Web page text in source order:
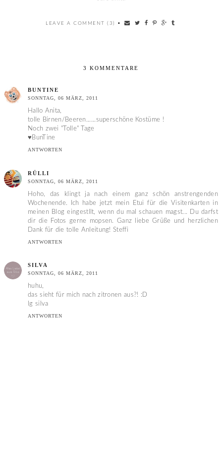
LEAVE A COMMENT (3) •
3 KOMMENTARE
BUNTINE
SONNTAG, 06 MÄRZ, 2011
Hallo Anita,
tolle Birnen/Beeren......superschöne Kostüme !
Noch zwei "Tolle" Tage
♥BunTine
ANTWORTEN
RÜLLI
SONNTAG, 06 MÄRZ, 2011
Hoho, das klingt ja nach einem ganz schön anstrengenden
Wochenende. Ich habe jetzt mein Etui für die Visitenkarten in
meinen Blog eingestllt, wenn du mal schauen magst... Du darfst
dir die Fotos gerne mopsen. Ganz liebe Grüße und herzlichen
Dank für die tolle Anleitung! Steffi
ANTWORTEN
SILVA
SONNTAG, 06 MÄRZ, 2011
huhu,
das sieht für mich nach zitronen aus?! :D
lg silva
ANTWORTEN